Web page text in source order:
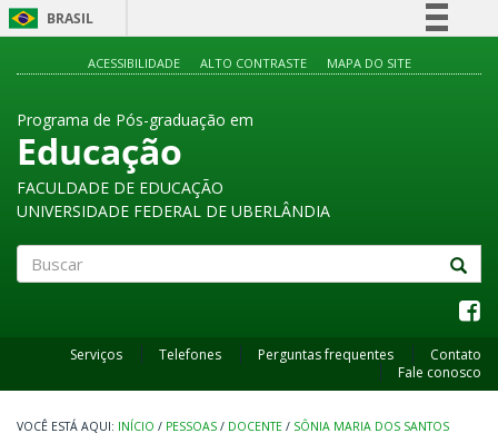
BRASIL
Canais
ACESSIBILIDADE ALTO CONTRASTE MAPA DO SITE
Programa de Pós-graduação em
Educação
FACULDADE DE EDUCAÇÃO
UNIVERSIDADE FEDERAL DE UBERLÂNDIA
Serviços Telefones Perguntas frequentes
Contato
Fale conosco
INÍCIO / PESSOAS / DOCENTE / SÔNIA MARIA DOS SANTOS